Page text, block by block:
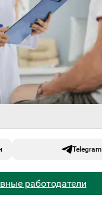
Telegram
работодатели